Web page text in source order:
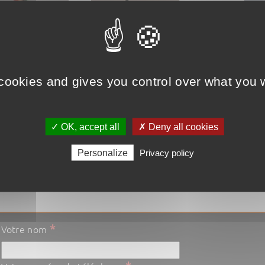
AMOR
Voir le produit
Ajouter au panier
Votre nom *
and gives you control over what you
✓ OK, accept all ✗ Deny all cookies
Personalize Privacy policy